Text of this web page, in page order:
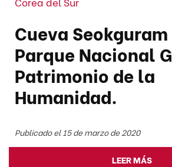
Cueva
Parque Nacional
Patrimonio de la
Humanidad.
Publicado el 15 de marzo de 2020
LEER MÁS